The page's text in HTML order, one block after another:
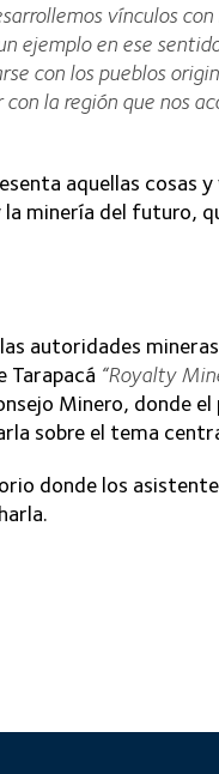
vínculos
ejemplo en ese
con los pueblos
la región que nos
aquellas cosas y
minería del futuro,
autoridades
Tarapacá “Royalty
Minero, donde
sobre el tema
donde los